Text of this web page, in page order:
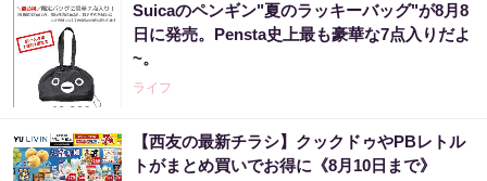
Suicaのペンギン"夏のラッキーバッグ"が8月8
日に発売。Pensta史上最も豪華な7点入りだよ
~。
ライフ
【西友の最新チラシ】クックドゥやPBレトル
トがまとめ買いでお得に《8月10日まで》